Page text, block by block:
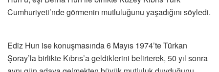
Cumhuriyeti’nde görmenin mutluluğunu yaşadığını söyledi.
Ediz Hun ise konuşmasında 6 Mayıs 1974’te Türkan
Şoray’la birlikte Kıbrıs’a geldiklerini belirterek, 50 yıl sonra